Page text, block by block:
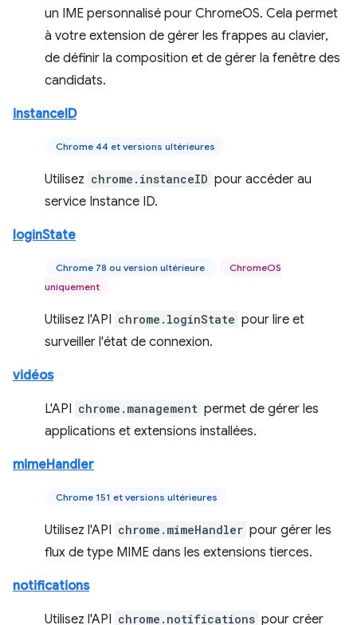
un IME personnalisé pour ChromeOS. Cela permet
à votre extension de gérer les frappes au clavier,
de définir la composition et de gérer la fenêtre des
candidats.
instanceID
Chrome 44 et versions ultérieures
Utilisez chrome.instanceID pour accéder au
service Instance ID.
loginState
Chrome 78 ou version ultérieure
ChromeOS
uniquement
Utilisez l'API chrome.loginState pour lire et
surveiller l'état de connexion.
vidéos
L'API chrome.management permet de gérer les
applications et extensions installées.
mimeHandler
Chrome 151 et versions ultérieures
Utilisez l'API chrome.mimeHandler pour gérer les
flux de type MIME dans les extensions tierces.
notifications
Utilisez l'API chrome.notifications pour créer